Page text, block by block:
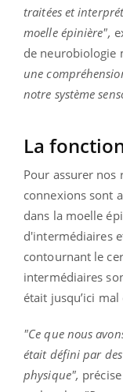
traitées et
moelle épinière",
de neurobiologie
une
notre système
La
Pour assurer nos
connexions sont
dans la moelle
d'intermédiaires
contournant le
intermédiaires
était jusqu’ici
"Ce que nous
était défini par
physique",